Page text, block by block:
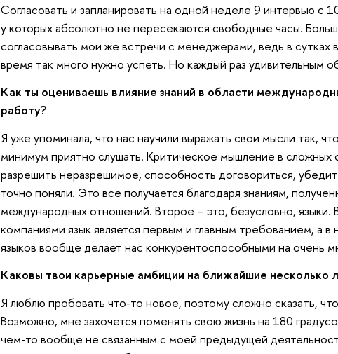
Согласовать и запланировать на одной неделе 9 интервью с
у которых абсолютно не пересекаются свободные часы.
согласовывать мои же встречи с менеджерами, ведь в сутках
время так много нужно успеть. Но каждый раз удивительным
Как ты оцениваешь влияние знаний в области
работу?
Я уже упоминала, что нас научили выражать свои мысли так,
минимум приятно слушать. Критическое мышление в сложных
разрешить неразрешимое, способность договориться,
точно поняли. Это все получается благодаря знаниям,
международных отношений. Второе – это, безусловно, языки.
компаниями язык является первым и главным требованием, а в
языков вообще делает нас конкурентоспособными на очень
Каковы твои карьерные амбиции на ближайшие несколько
Я люблю пробовать что-то новое, поэтому сложно сказать,
Возможно, мне захочется поменять свою жизнь на 180
чем-то вообще не связанным с моей предыдущей